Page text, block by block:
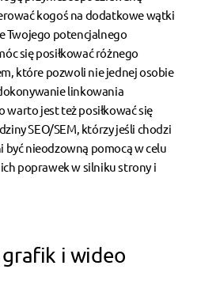
kogoś na dodatkowe wątki
Twojego potencjalnego
się posiłkować różnego
które pozwoli nie jednej osobie
linkowania
jest też posiłkować się
SEO/SEM, którzy jeśli chodzi
być nieodzowną pomocą w celu
poprawek w silniku strony i
i wideo